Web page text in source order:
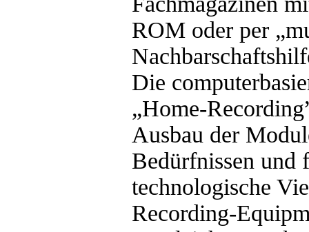
ROM oder per
Die
„Home-
Ausbau der
Bedürfnissen und
technologische
Recording-